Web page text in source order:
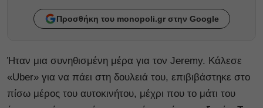
Προσθήκη του monopoli.gr στην Google
Ήταν μια συνηθισμένη μέρα για τον Jeremy. Κάλεσε
«Uber» για να πάει στη δουλειά του, επιβιβάστηκε στο
πίσω μέρος του αυτοκινήτου, μέχρι που το μάτι του